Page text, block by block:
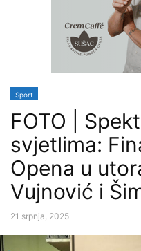
Sport
FOTO |
svjetlima:
Opena u
Vujnović i
21 srpnja, 2025